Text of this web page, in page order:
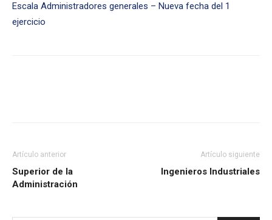
Escala Administradores generales – Nueva fecha del 1
ejercicio
Artículo anterior
Superior de la
Administración
Artículo siguiente
Ingenieros Industriales